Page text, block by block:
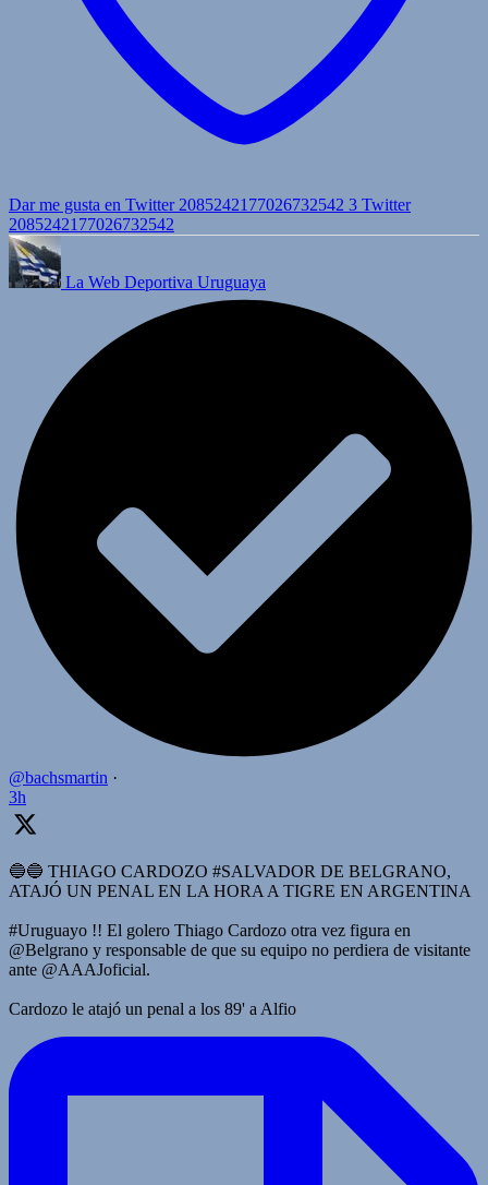
Dar me gusta en Twitter 2085242177026732542 3 Twitter
2085242177026732542
La Web Deportiva Uruguaya
@bachsmartin ·
3h
🔵🔵 THIAGO CARDOZO #SALVADOR DE BELGRANO,
ATAJÓ UN PENAL EN LA HORA A TIGRE EN ARGENTINA
#Uruguayo !! El golero Thiago Cardozo otra vez figura en
@Belgrano y responsable de que su equipo no perdiera de visitante
ante @AAAJoficial.
Cardozo le atajó un penal a los 89' a Alfio